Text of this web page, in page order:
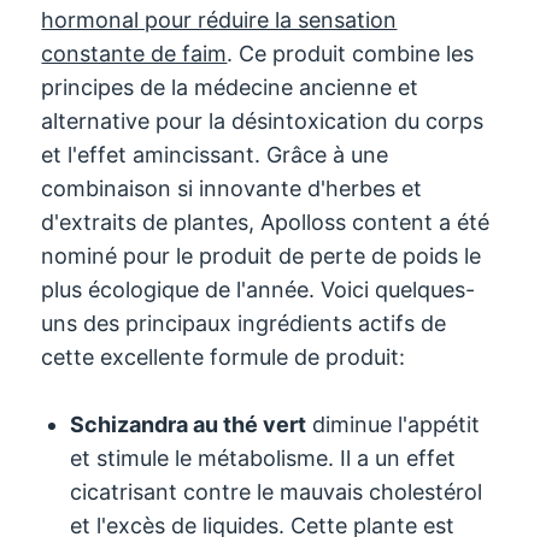
hormonal pour réduire la sensation
constante de faim. Ce produit combine les
principes de la médecine ancienne et
alternative pour la désintoxication du corps
et l'effet amincissant. Grâce à une
combinaison si innovante d'herbes et
d'extraits de plantes, Apolloss content a été
nominé pour le produit de perte de poids le
plus écologique de l'année. Voici quelques-
uns des principaux ingrédients actifs de
cette excellente formule de produit:
Schizandra au thé vert diminue l'appétit
et stimule le métabolisme. Il a un effet
cicatrisant contre le mauvais cholestérol
et l'excès de liquides. Cette plante est